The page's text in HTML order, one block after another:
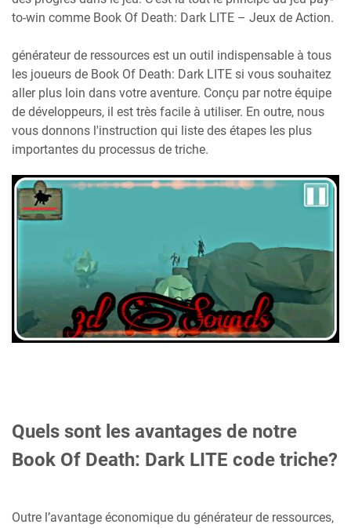
to-win comme Book Of Death: Dark LITE – Jeux de Action.
générateur de ressources est un outil indispensable à tous
les joueurs de Book Of Death: Dark LITE si vous souhaitez
aller plus loin dans votre aventure. Conçu par notre équipe
de développeurs, il est très facile à utiliser. En outre, nous
vous donnons l'instruction qui liste des étapes les plus
importantes du processus de triche.
Quels sont les avantages de notre
Book Of Death: Dark LITE code triche?
Outre l’avantage économique du générateur de ressources,